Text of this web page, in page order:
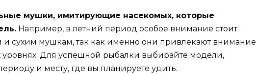
мушки, имитирующие насекомых, которые
Например, в летний период особое внимание стоит
сухим мушкам, так как именно они привлекают внимание
уровнях. Для успешной рыбалки выбирайте модели,
и месту, где вы планируете удить.